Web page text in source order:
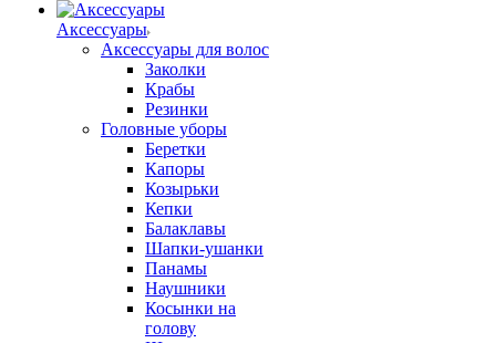
Аксессуары
Аксессуары для волос
Заколки
Крабы
Резинки
Головные уборы
Беретки
Капоры
Козырьки
Кепки
Балаклавы
Шапки-ушанки
Панамы
Наушники
Косынки на
голову